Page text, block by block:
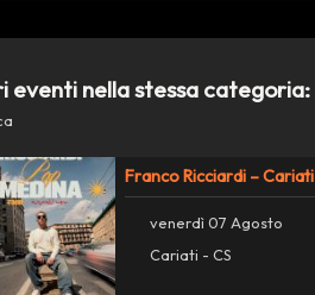
eventi nella stessa categoria:
Franco Ricciardi – Cariati
venerdì 07 Agosto
Cariati - CS